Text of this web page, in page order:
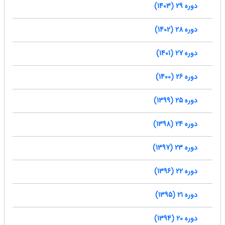
دوره 29 (1403)
دوره 28 (1402)
دوره 27 (1401)
دوره 26 (1400)
دوره 25 (1399)
دوره 24 (1398)
دوره 23 (1397)
دوره 22 (1396)
دوره 21 (1395)
دوره 20 (1394)